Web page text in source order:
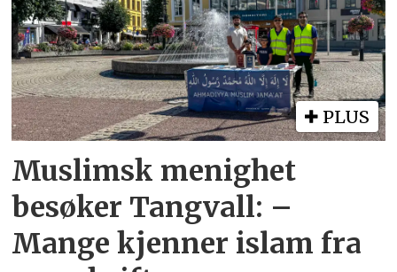
PLUS
Muslimsk menighet
besøker Tangvall: –
Mange kjenner islam fra